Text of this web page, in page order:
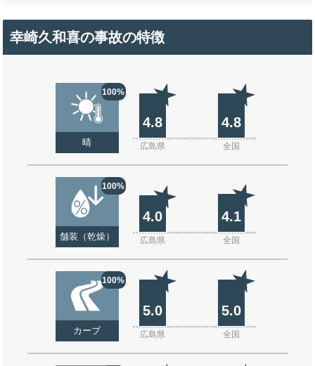
幸崎久和喜の事故の特徴
100%
晴
4.8 4.8
広島県 全国
100%
舗装（乾燥）
4.0 4.1
広島県 全国
100%
カーブ
5.0 5.0
広島県 全国